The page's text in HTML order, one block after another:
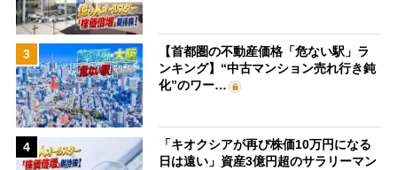
3
【首都圏の不動産価格「危ない駅」ラ
ンキング】“中古マンション売れ行き鈍
化”のワー…
4
「キオクシアが再び株価10万円になる
日は遠い」資産3億円超のサラリーマン